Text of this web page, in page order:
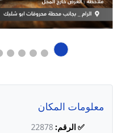
معلومات المكان
✅ الرقم: 22878